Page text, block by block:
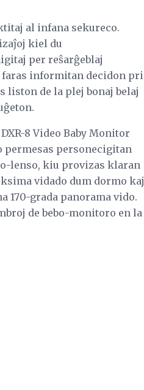
al infana sekureco.
kiel du
per reŝarĝeblaj
informitan decidon pri
liston de la plej bonaj belaj
8 Video Baby Monitor
permesas personecigitan
lenso, kiu provizas klaran
vidado dum dormo kaj
170-grada panorama vido.
de bebo-monitoro en la